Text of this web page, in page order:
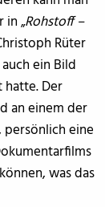
„Rohstoff –
Rüter
ein Bild
hatte. Der
an einem der
persönlich eine
was das